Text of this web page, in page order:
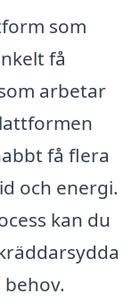
som
få
arbetar
få flera
och energi.
kan du